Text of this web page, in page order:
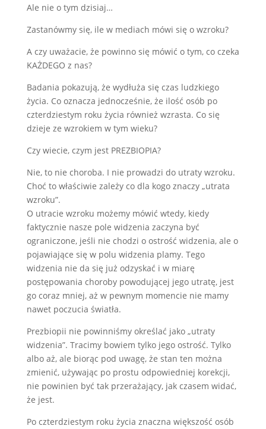
Ale nie o tym dzisiaj…
Zastanówmy się, ile w mediach mówi się o wzroku?
A czy uważacie, że powinno się mówić o tym, co czeka
KAŻDEGO z nas?
Badania pokazują, że wydłuża się czas ludzkiego
życia. Co oznacza jednocześnie, że ilość osób po
czterdziestym roku życia również wzrasta. Co się
dzieje ze wzrokiem w tym wieku?
Czy wiecie, czym jest PREZBIOPIA?
Nie, to nie choroba. I nie prowadzi do utraty wzroku.
Choć to właściwie zależy co dla kogo znaczy „utrata
wzroku”.
O utracie wzroku możemy mówić wtedy, kiedy
faktycznie nasze pole widzenia zaczyna być
ograniczone, jeśli nie chodzi o ostrość widzenia, ale o
pojawiające się w polu widzenia plamy. Tego
widzenia nie da się już odzyskać i w miarę
postępowania choroby powodującej jego utratę, jest
go coraz mniej, aż w pewnym momencie nie mamy
nawet poczucia światła.
Prezbiopii nie powinniśmy określać jako „utraty
widzenia”. Tracimy bowiem tylko jego ostrość. Tylko
albo aż, ale biorąc pod uwagę, że stan ten można
zmienić, używając po prostu odpowiedniej korekcji,
nie powinien być tak przerażający, jak czasem widać,
że jest.
Po czterdziestym roku życia znaczna większość osób